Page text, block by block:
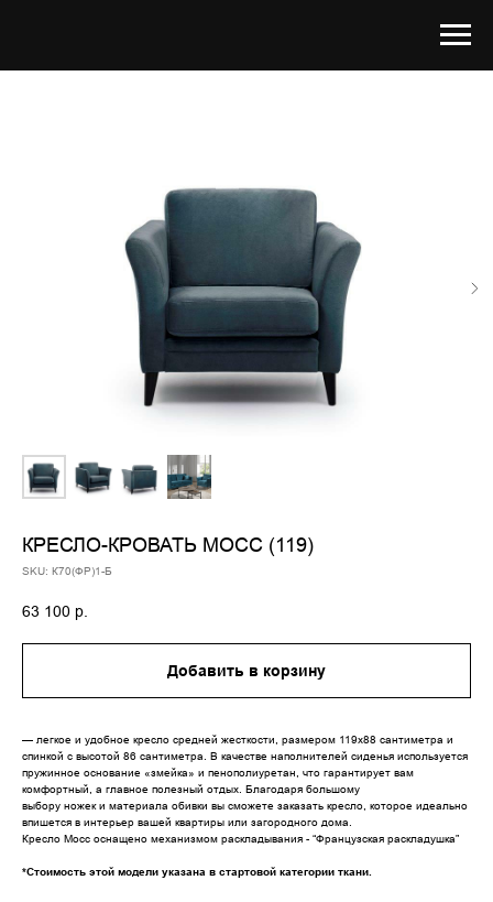
КРЕСЛО-КРОВАТЬ МОСС (119)
SKU: К70(ФР)1-Б
63 100 р.
Добавить в корзину
— легкое и удобное кресло средней жесткости, размером 119х88 сантиметра и
спинкой с высотой 86 сантиметра. В качестве наполнителей сиденья используется
пружинное основание «змейка» и пенополиуретан, что гарантирует вам
комфортный, а главное полезный отдых. Благодаря большому
выбору ножек и материала обивки вы сможете заказать кресло, которое идеально
впишется в интерьер вашей квартиры или загородного дома.
Кресло Мосс оснащено механизмом раскладывания - “Французская раскладушка”
*Стоимость этой модели указана в стартовой категории ткани.